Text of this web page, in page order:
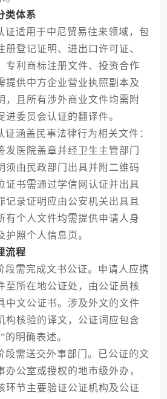
类体系
适用于中尼贸易往来领域，包
册登记证明、进出口许可证、
专利商标注册文件、投资合作
提供中方企业营业执照副本及
，且所有涉外商业文件均需附
进委员会认证的翻译件。
涵盖民事法律行为相关文件：
发医院盖章并经卫生主管部门
须由民政部门出具并附二维码
证书需通过学信网认证并出具
记录证明应由公安机关出具且
有个人文件均需提供申请人身
照个人信息页。
流程
需完成文书公证。申请人应携
至所在地公证处，由公证员核
中文公证书。涉及外文的文件
构核验的译文，公证词应包含
的明确表述。
需送交外事部门。已公证的文
办公室或授权的地市级外办，
环节主要验证公证机构及公证